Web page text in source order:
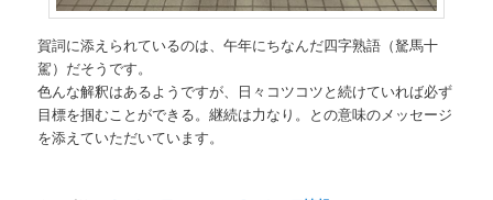
賀詞に添えられているのは、午年にちなんだ四字熟語（駑馬十
駕）だそうです。
色んな解釈はあるようですが、日々コツコツと続けていれば必ず
目標を掴むことができる。継続は力なり。との意味のメッセージ
を添えていただいています。